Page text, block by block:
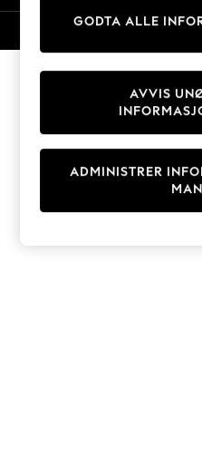
Coats & Jackets
Sweatshirts &
Knitwear
Cardigans
Dresses
Sets & Outfits
T-Shirts
GODTA ALLE
ADMINISTRER
AVVIS